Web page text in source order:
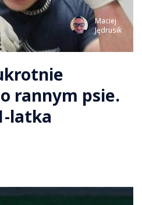
Maciej
Jędrusik
rannym psie.
latka